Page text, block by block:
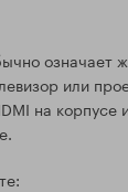
означает
или
на корпусе